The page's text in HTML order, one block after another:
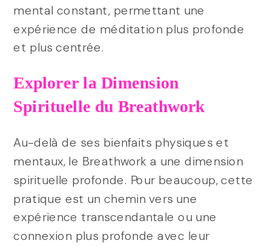
mental constant, permettant une
expérience de méditation plus profonde
et plus centrée.
Explorer la Dimension
Spirituelle du Breathwork
Au-delà de ses bienfaits physiques et
mentaux, le Breathwork a une dimension
spirituelle profonde. Pour beaucoup, cette
pratique est un chemin vers une
expérience transcendantale ou une
connexion plus profonde avec leur